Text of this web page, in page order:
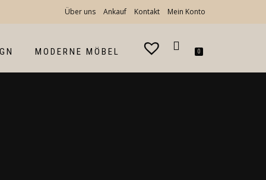
Über uns Ankauf Kontakt Mein Konto
MODERNE MÖBEL 0